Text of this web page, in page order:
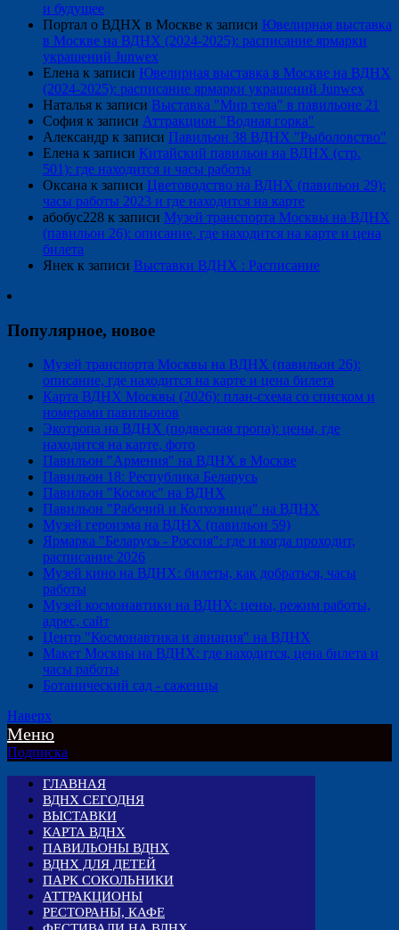
и будущее
Портал о ВДНХ в Москве к записи Ювелирная выставка
в Москве на ВДНХ (2024-2025): расписание ярмарки
украшений Junwex
Елена к записи Ювелирная выставка в Москве на ВДНХ
(2024-2025): расписание ярмарки украшений Junwex
Наталья к записи Выставка "Мир тела" в павильоне 21
София к записи Аттракцион "Водная горка"
Александр к записи Павильон 38 ВДНХ "Рыболовство"
Елена к записи Китайский павильон на ВДНХ (стр.
501): где находится и часы работы
Оксана к записи Цветоводство на ВДНХ (павильон 29):
часы работы 2023 и где находится на карте
абобус228 к записи Музей транспорта Москвы на ВДНХ
(павильон 26): описание, где находится на карте и цена
билета
Янек к записи Выставки ВДНХ : Расписание
Популярное, новое
Музей транспорта Москвы на ВДНХ (павильон 26):
описание, где находится на карте и цена билета
Карта ВДНХ Москвы (2026): план-схема со списком и
номерами павильонов
Экотропа на ВДНХ (подвесная тропа): цены, где
находится на карте, фото
Павильон "Армения" на ВДНХ в Москве
Павильон 18: Республика Беларусь
Павильон "Космос" на ВДНХ
Павильон "Рабочий и Колхозница" на ВДНХ
Музей героизма на ВДНХ (павильон 59)
Ярмарка "Беларусь - Россия": где и когда проходит,
расписание 2026
Музей кино на ВДНХ: билеты, как добраться, часы
работы
Музей космонавтики на ВДНХ: цены, режим работы,
адрес, сайт
Центр "Космонавтика и авиация" на ВДНХ
Макет Москвы на ВДНХ: где находится, цена билета и
часы работы
Ботанический сад - саженцы
Наверх
Меню
Подписка
ГЛАВНАЯ
ВДНХ СЕГОДНЯ
ВЫСТАВКИ
КАРТА ВДНХ
ПАВИЛЬОНЫ ВДНХ
ВДНХ ДЛЯ ДЕТЕЙ
ПАРК СОКОЛЬНИКИ
АТТРАКЦИОНЫ
РЕСТОРАНЫ, КАФЕ